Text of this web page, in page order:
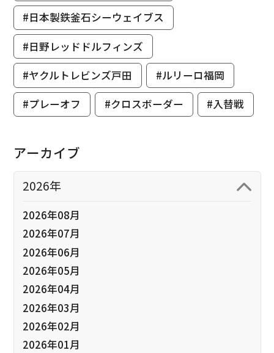
#日本製鉄釜石シーウェイブス
#日野レッドドルフィンズ
#ヤクルトレビンズ戸田
#ルリーロ福岡
#プレーオフ
#クロスボーダー #入替戦
アーカイブ
2026年
2026年08月
2026年07月
2026年06月
2026年05月
2026年04月
2026年03月
2026年02月
2026年01月